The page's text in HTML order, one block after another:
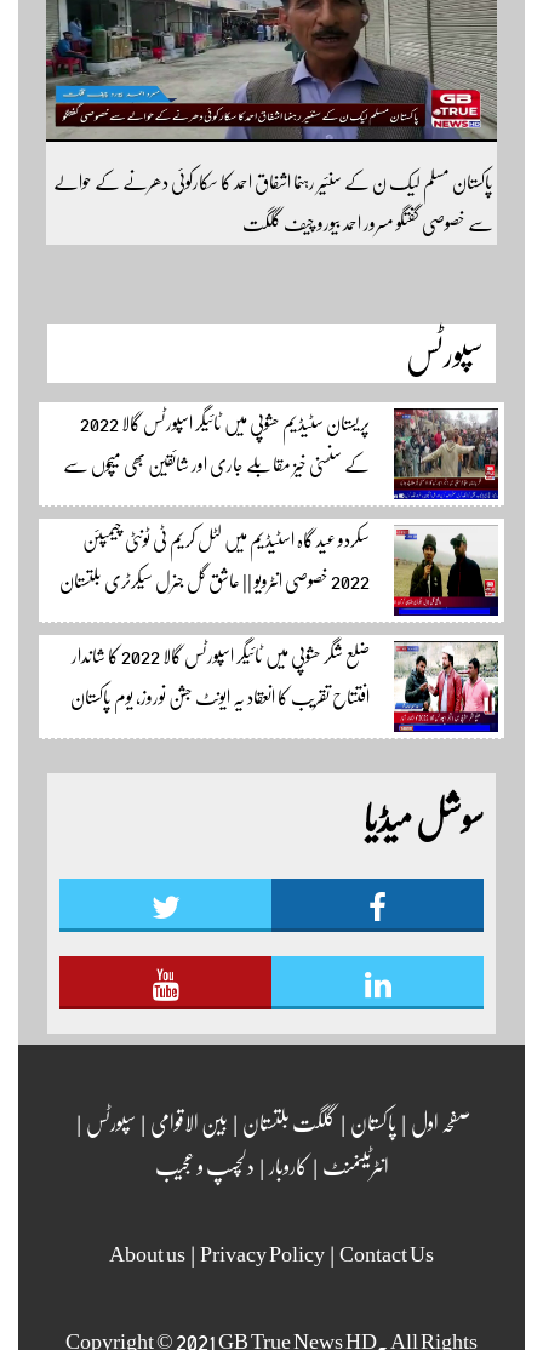
پاکستان مسلم لیک ن کے سنئیر رہنما اشفاق احمد کا سکارکوئی دھرنے کے حوالے
سے خصوصی گفتگو مسرور احمد بیورو چیف گلگت
سپورٹس
پریستان سٹیڈیم حشوپی میں ٹائیگر اسپورٹس گالا 2022
کے سنسنی خیز مقابلے جاری اور شائقین بھی میچوں سے
لطف اندوز ہو رہے ہیں۔ سجاد حسین نمائندہ شگر مکمل
وڈیوز دیکھنے لئے لئے لنک پر کلک کریں۔
سکردو عید گاہ اسٹیڈیم میں لٹل کریم ٹی ٹونٹی چیمپئن
2022 خصوصی انٹرویو || عاشق گل جنرل سیکرٹری بلتستان
کرکٹ ایسوسیشن کیمرہ مین یاور کمال کے ساتھ الطاف احمد
اسپورٹس ایڈیٹر سکردو مزید اپڈیٹس کے لئے ہمارے
یوٹیوب چینل لنک پر یہاں کلک کریں
ضلع شگر حشوپی میں ٹائیگر اسپورٹس گالا 2022 کا شاندار
افتتاح تقریب کا انعقاد یہ ایونٹ جشن نوروز، یوم پاکستان
اور جشن بہاراں کی مناسبت سے ٹائیگر اسپورٹس کلب
کے زیر اہتمام منعقدہ کیا جا رہا ہے۔ سجاد حسین نمائندہ شگر
مزید اپڈیٹس دیکھنے کے لئے ہمارے یوٹیوب چینل لنکسوشل میڈیا
صفحہ اول|پاکستان|گلگت بلتستان|بین الاقوامی|سپورٹس|
انٹرٹینمنٹ|کاروبار|دلچسپ و عجیب
About us|Privacy Policy|Contact Us